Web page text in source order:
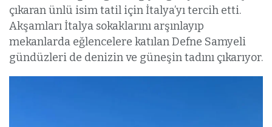
çıkaran ünlü isim tatil için İtalya’yı tercih etti.
Akşamları İtalya sokaklarını arşınlayıp
mekanlarda eğlencelere katılan Defne Samyeli
gündüzleri de denizin ve güneşin tadını çıkarıyor.